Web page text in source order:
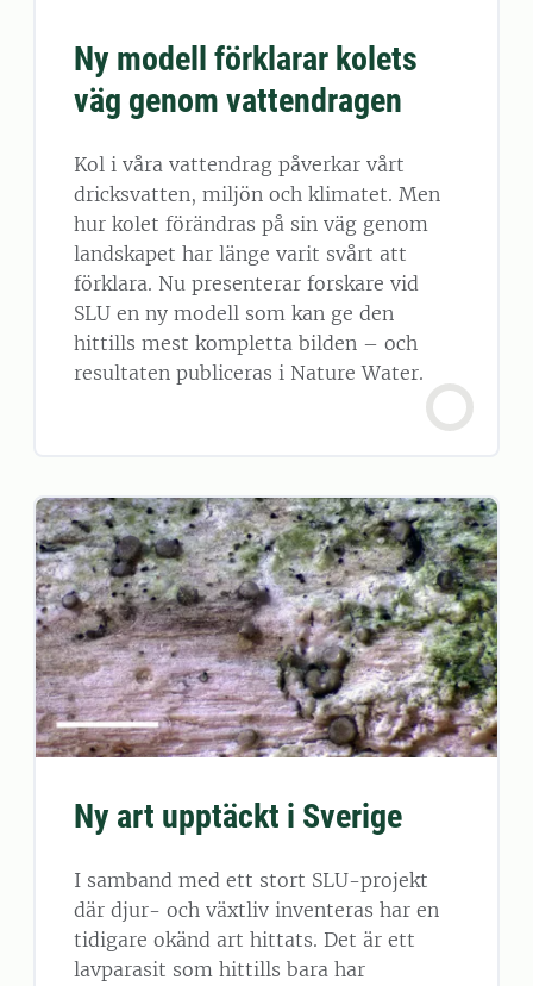
Ny modell förklarar kolets
väg genom vattendragen
Kol i våra vattendrag påverkar vårt
dricksvatten, miljön och klimatet. Men
hur kolet förändras på sin väg genom
landskapet har länge varit svårt att
förklara. Nu presenterar forskare vid
SLU en ny modell som kan ge den
hittills mest kompletta bilden – och
resultaten publiceras i Nature Water.
Ny art upptäckt i Sverige
I samband med ett stort SLU-projekt
där djur- och växtliv inventeras har en
tidigare okänd art hittats. Det är ett
lavparasit som hittills bara har